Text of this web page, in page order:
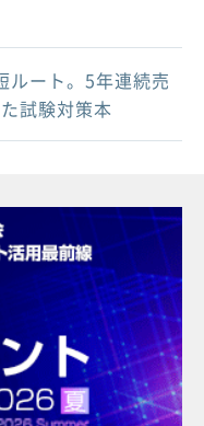
ルート。5年連続売
試験対策本